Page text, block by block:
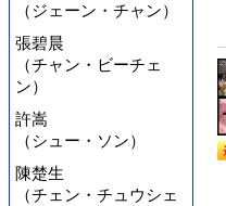
（ジェーン・チャン）
張碧晨
（チャン・ビーチェ
ン）
許嵩
（シュー・ソン）
陳楚生
（チェン・チュウシェ